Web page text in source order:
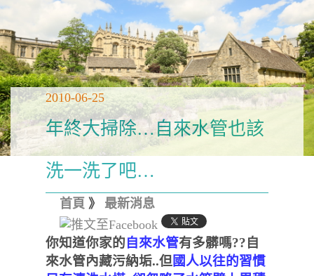
2010-06-25
年終大掃除…自來水管也該
洗一洗了吧…
首頁 》 最新消息
你知道你家的自來水管有多髒嗎??自
來水管內藏污納垢..但國人以往的習慣